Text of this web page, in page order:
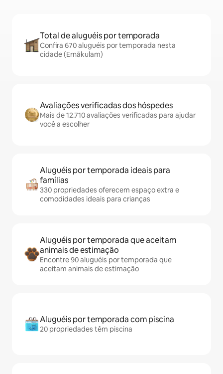
Total de aluguéis por temporada
Confira 670 aluguéis por temporada nesta
cidade (Ernākulam)
Avaliações verificadas dos hóspedes
Mais de 12.710 avaliações verificadas para ajudar
você a escolher
Aluguéis por temporada ideais para
famílias
330 propriedades oferecem espaço extra e
comodidades ideais para crianças
Aluguéis por temporada que aceitam
animais de estimação
Encontre 90 aluguéis por temporada que
aceitam animais de estimação
Aluguéis por temporada com piscina
20 propriedades têm piscina